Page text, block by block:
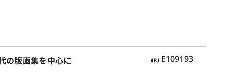
APJ
E109193
の版画集を中心に